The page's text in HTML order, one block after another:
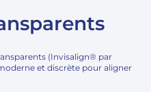
(Invisalign® par
et discrète pour aligner